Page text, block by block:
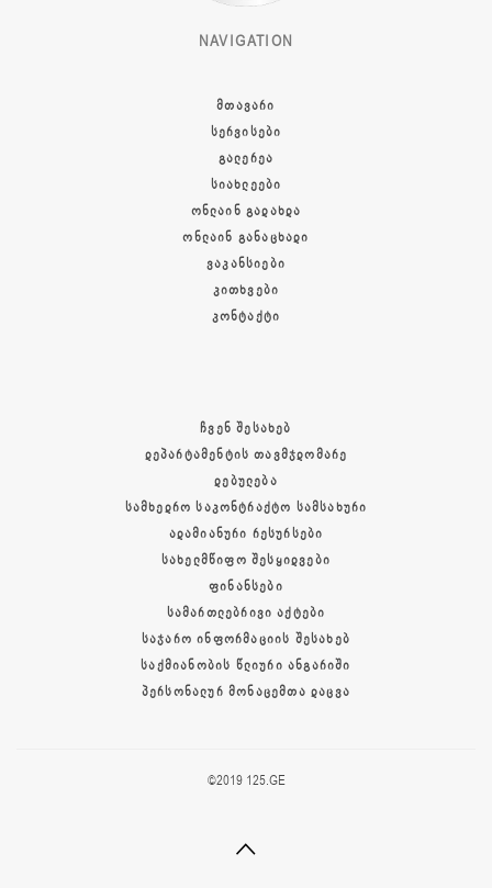
NAVIGATION
ᲛᲗᲐᲕᲐᲠᲘ
ᲡᲔᲠᲕᲘᲡᲔᲑᲘ
ᲒᲐᲚᲔᲠᲔᲐ
ᲡᲘᲐᲮᲚᲔᲔᲑᲘ
ᲝᲜᲚᲐᲘᲜ ᲒᲐᲓᲐᲮᲓᲐ
ᲝᲜᲚᲐᲘᲜ ᲒᲐᲜᲐᲪᲮᲐᲓᲘ
ᲕᲐᲙᲐᲜᲡᲘᲔᲑᲘ
ᲙᲘᲗᲮᲕᲔᲑᲘ
ᲙᲝᲜᲢᲐᲥᲢᲘ
ᲩᲕᲔᲜ ᲨᲔᲡᲐᲮᲔᲑ
ᲓᲔᲞᲐᲠᲢᲐᲛᲔᲜᲢᲘᲡ ᲗᲐᲕᲛᲯᲓᲝᲛᲐᲠᲔ
ᲓᲔᲑᲣᲚᲔᲑᲐ
ᲡᲐᲛᲮᲔᲓᲠᲝ ᲡᲐᲙᲝᲜᲢᲠᲐᲥᲢᲝ ᲡᲐᲛᲡᲐᲮᲣᲠᲘ
ᲐᲓᲐᲛᲘᲐᲜᲣᲠᲘ ᲠᲔᲡᲣᲠᲡᲔᲑᲘ
ᲡᲐᲮᲔᲚᲛᲬᲘᲤᲝ ᲨᲔᲡᲧᲘᲓᲕᲔᲑᲘ
ᲤᲘᲜᲐᲜᲡᲔᲑᲘ
ᲡᲐᲛᲐᲠᲗᲚᲔᲑᲠᲘᲕᲘ ᲐᲥᲢᲔᲑᲘ
ᲡᲐᲯᲐᲠᲝ ᲘᲜᲤᲝᲠᲛᲐᲪᲘᲘᲡ ᲨᲔᲡᲐᲮᲔᲑ
ᲡᲐᲥᲛᲘᲐᲜᲝᲑᲘᲡ ᲬᲚᲘᲣᲠᲘ ᲐᲜᲒᲐᲠᲘᲨᲘ
ᲞᲔᲠᲡᲝᲜᲐᲚᲣᲠ ᲛᲝᲜᲐᲪᲔᲛᲗᲐ ᲓᲐᲪᲕᲐ
©2019 125.GE